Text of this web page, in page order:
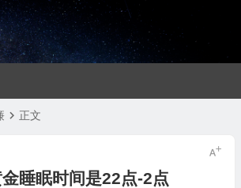
正文
睡眠时间是22点-2点